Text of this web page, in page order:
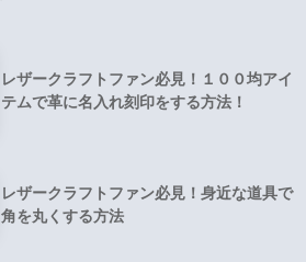
レザークラフトファン必見！１００均アイ
テムで革に名入れ刻印をする方法！
レザークラフトファン必見！身近な道具で
角を丸くする方法